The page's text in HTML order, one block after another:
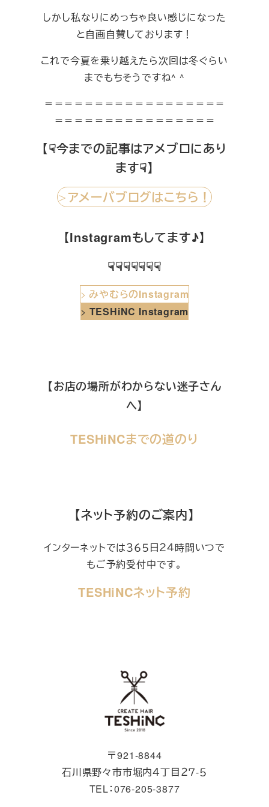
しかし私なりにめっちゃ良い感じになった
と自画自賛しております！
これで今夏を乗り越えたら次回は冬ぐらい
までもちそうですね^ ^
＝ ＝＝＝＝＝＝＝＝＝＝＝＝＝＝＝＝＝
＝＝＝＝＝＝＝＝＝＝＝＝＝＝＝＝
【☟今までの記事はアメブロにあり
ます☟】
＞アメーバブログはこちら！
【Instagramもしてます♪】
☟☟☟☟☟☟☟
>みやむらのInstagram
> TESHiNC Instagram
【お店の場所がわからない迷子さん
へ】
TESHiNCまでの道のり
【ネット予約のご案内】
インターネットでは３６５日２４時間いつで
もご予約受付中です。
TESHiNCネット予約
〒921-8844
石川県野々市市堀内４丁目２７-５
TEL：076-205-3877